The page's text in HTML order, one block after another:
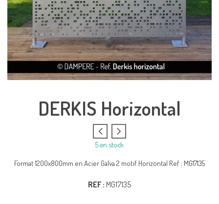
DERKIS Horizontal
5 en stock
Format 1200x800mm en Acier Galva 2 motif Horizontal Ref : MG17135
REF : MG17135